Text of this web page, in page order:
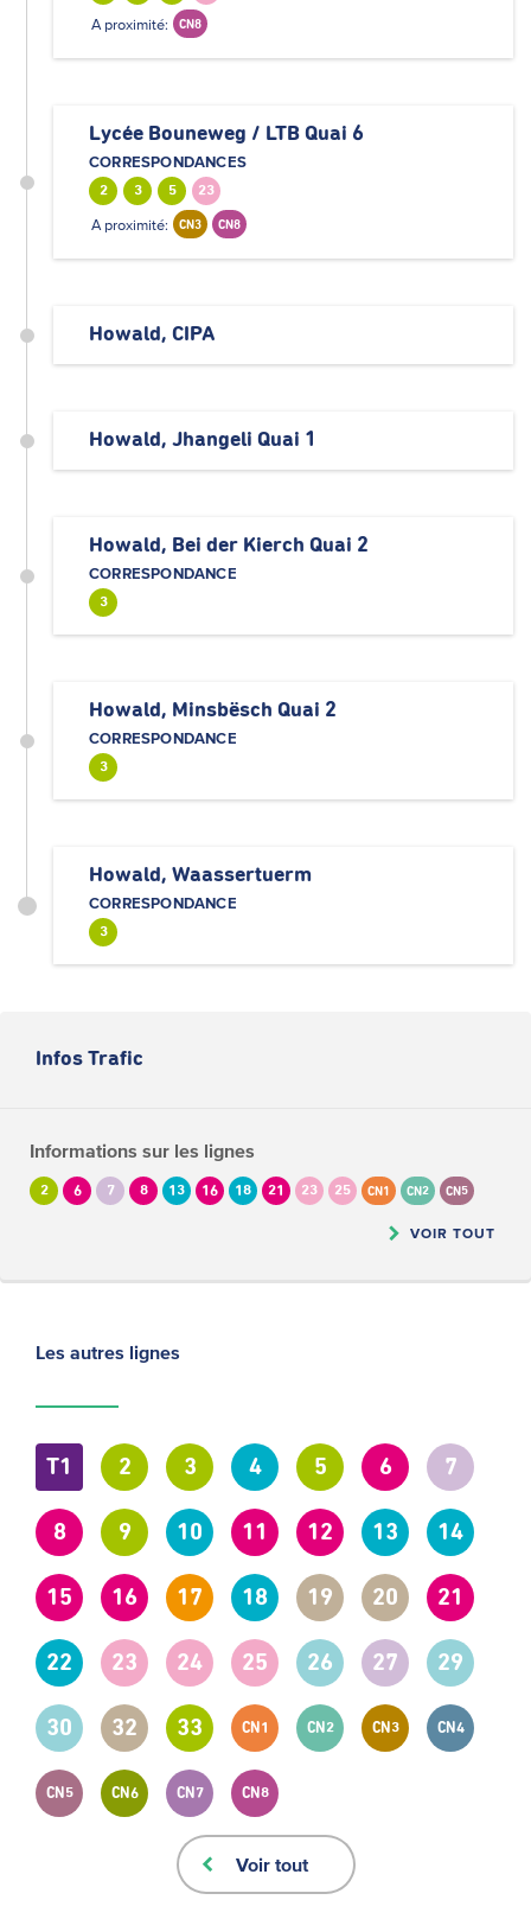
Infos Trafic
Informations sur les lignes
2 6 7 8 13 16 18 21 23 25 CN1 CN2 CN5
VOIR TOUT
A proximité: CN8
Lycée Bouneweg / LTB Quai 6
CORRESPONDANCES
2 3 5 23
A proximité: CN3 CN8
Howald, CIPA
Howald, Jhangeli Quai 1
Howald, Bei der Kierch Quai 2
CORRESPONDANCE
3
Howald, Minsbësch Quai 2
CORRESPONDANCE
3
Howald, Waassertuerm
CORRESPONDANCE
3
Les autres lignes
T1 2 3 4 5 6 7
8 9 10 11 12 13 14
15 16 17 18 19 20 21
22 23 24 25 26 27 29
30 32 33 CN1 CN2 CN3 CN4
CN5 CN6 CN7 CN8
Voir tout